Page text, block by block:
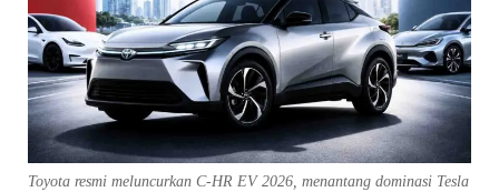
Toyota resmi meluncurkan C-HR EV 2026, menantang dominasi Tesla